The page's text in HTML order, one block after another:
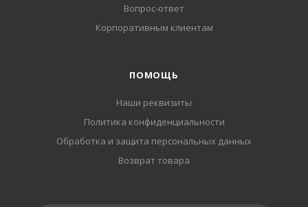
Вопрос-ответ
Корпоративным клиентам
ПОМОЩЬ
Наши реквизиты
Политика конфиденциальности
Обработка и защита персональных данных
Возврат товара